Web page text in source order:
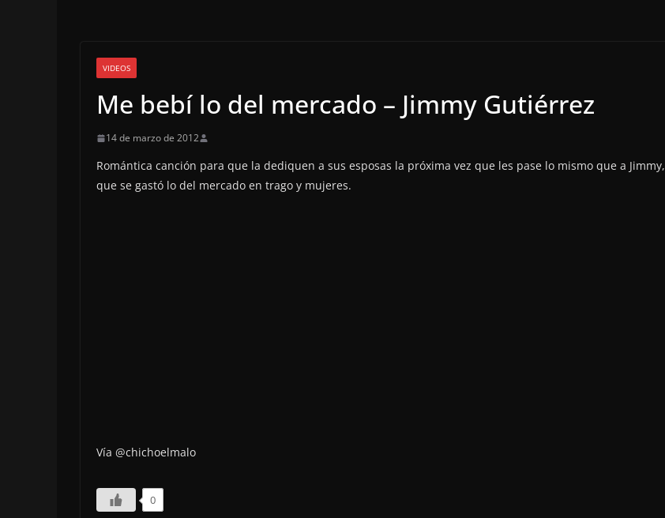
VIDEOS
Me bebí lo del mercado – Jimmy Gutiérrez
14 de marzo de 2012
Romántica canción para que la dediquen a sus esposas la próxima vez que les pase lo mismo que a Jimmy,
que se gastó lo del mercado en trago y mujeres.
Vía @chichoelmalo
0